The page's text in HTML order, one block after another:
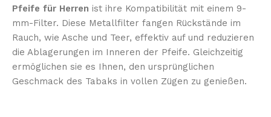
Pfeife für Herren ist ihre Kompatibilität mit einem 9-
mm-Filter. Diese Metallfilter fangen Rückstände im
Rauch, wie Asche und Teer, effektiv auf und reduzieren
die Ablagerungen im Inneren der Pfeife. Gleichzeitig
ermöglichen sie es Ihnen, den ursprünglichen
Geschmack des Tabaks in vollen Zügen zu genießen.